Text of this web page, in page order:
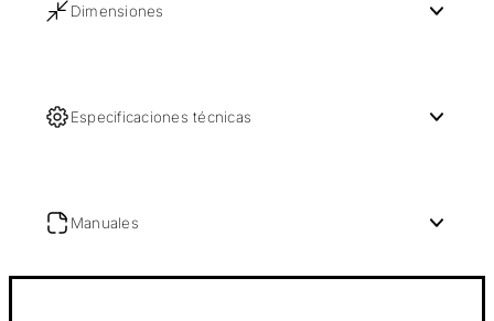
Dimensiones
Especificaciones técnicas
Manuales